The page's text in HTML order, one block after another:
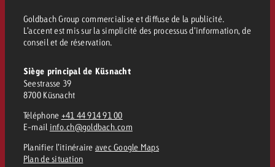
Goldbach Group commercialise et diffuse de la publicité.
L’accent est mis sur la simplicité des processus d’information, de
conseil et de réservation.
Siège principal de Küsnacht
Seestrasse 39
8700 Küsnacht
Téléphone +41 44 914 91 00
E-mail info.ch@goldbach.com
Planifier l’itinéraire avec Google Maps
Plan de situation